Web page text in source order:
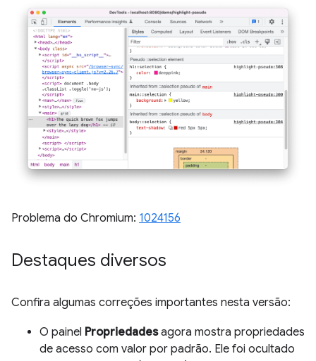
Problema do Chromium: 1024156
Destaques diversos
Confira algumas correções importantes nesta versão:
O painel Propriedadesagora mostra propriedades
de acesso com valor por padrão. Ele foi ocultado